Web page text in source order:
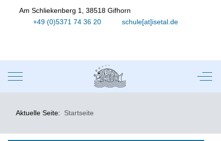
Am Schliekenberg 1, 38518 Gifhorn
+49 (0)5371 74 36 20
schule[at]isetal.de
Mobile Menu Toggle Off-
Aktuelle Seite: Startseite